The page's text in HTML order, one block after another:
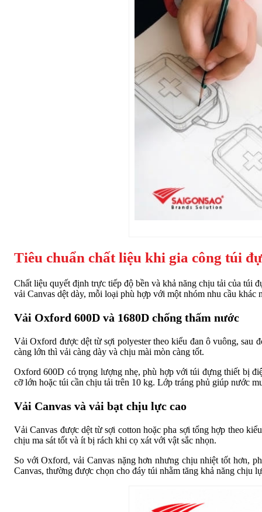
Tiêu chuẩn chất liệu khi gia công túi
Chất liệu quyết định trực tiếp độ bền và khả năng chịu tải của túi
vải Canvas dệt dày, mỗi loại phù hợp với một nhóm nhu cầu khác
Vải Oxford 600D và 1680D chống thấm nước
Vải Oxford được dệt từ sợi polyester theo kiểu đan ô vuông, sau
càng lớn thì vải càng dày và chịu mài mòn càng tốt.
Oxford 600D có trọng lượng nhẹ, phù hợp với túi đựng thiết bị
cỡ lớn hoặc túi cần chịu tải trên 10 kg. Lớp tráng phủ giúp nước
Vải Canvas và vải bạt chịu lực cao
Vải Canvas được dệt từ sợi cotton hoặc pha sợi tổng hợp theo
chịu ma sát tốt và ít bị rách khi cọ xát với vật sắc nhọn.
So với Oxford, vải Canvas nặng hơn nhưng chịu nhiệt tốt hơn,
Canvas, thường được chọn cho đáy túi nhằm tăng khả năng chịu